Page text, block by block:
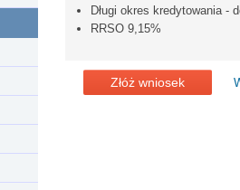
Długi okres kredytowania -
RRSO 9,15%
Złóż wniosek